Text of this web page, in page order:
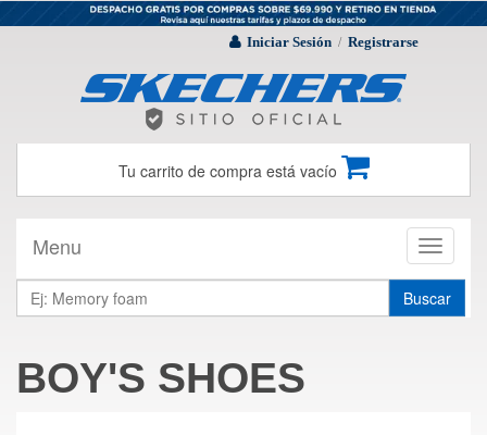
Iniciar Sesión / Registrarse
Tu carrito de compra está vacío
Toggle
Menu
Buscar
BOY'S SHOES